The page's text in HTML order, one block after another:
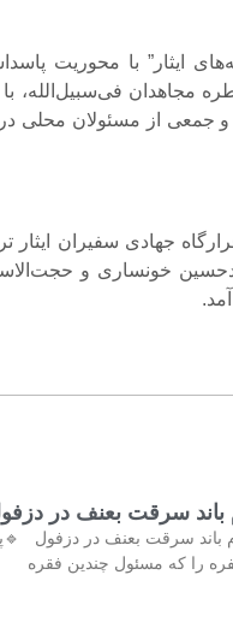
ایثار” با محوریت
مجاهدان فی‌سبیل‌الله،
و جمعی از مسئولان محلی
جهادی سفیران ایثار
خونساری و
باند سرقت بعنف در
باند سرقت بعنف در دزفول